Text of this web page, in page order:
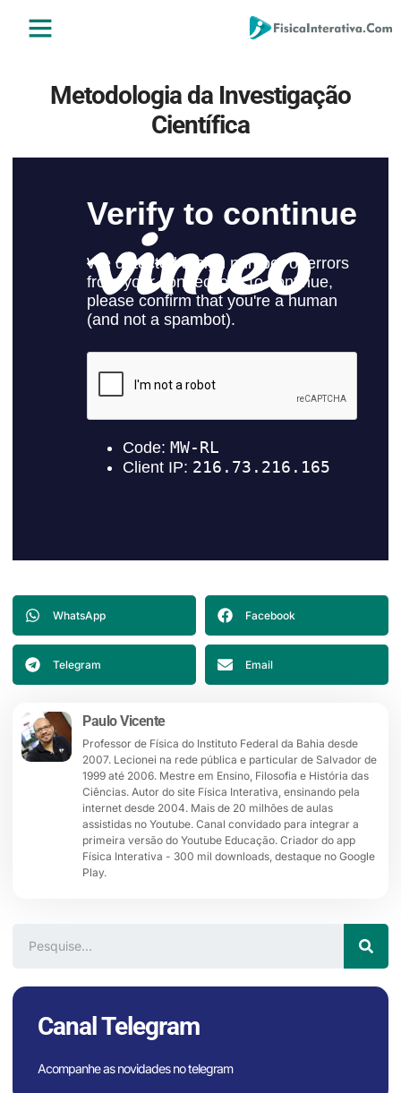
Metodologia da Investigação
Científica
WhatsApp Facebook
Telegram Email
Paulo Vicente
Professor de Física do Instituto Federal da Bahia desde
2007. Lecionei na rede pública e particular de Salvador de
1999 até 2006. Mestre em Ensino, Filosofia e História das
Ciências. Autor do site Física Interativa, ensinando pela
internet desde 2004. Mais de 20 milhões de aulas
assistidas no Youtube. Canal convidado para integrar a
primeira versão do Youtube Educação. Criador do app
Física Interativa - 300 mil downloads, destaque no Google
Play.
Canal Telegram
Acompanhe as novidades no telegram